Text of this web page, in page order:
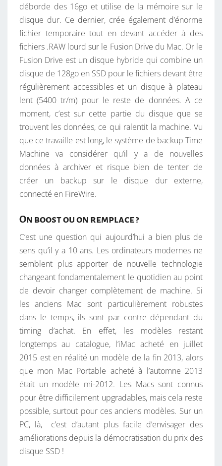
I
E
N
M
A
C
.
déborde des 16go et utilise de la mémoire sur le
disque dur. Ce dernier, crée également d’énorme
fichier temporaire tout en devant accéder à des
fichiers .RAW lourd sur le Fusion Drive du Mac. Or le
Fusion Drive est un disque hybride qui combine un
disque de 128go en SSD pour le fichiers devant être
régulièrement accessibles et un disque à plateau
lent (5400 tr/m) pour le reste de données. A ce
moment, c’est sur cette partie du disque que se
trouvent les données, ce qui ralentit la machine. Vu
que ce travaille est long, le système de backup Time
Machine va considérer qu’il y a de nouvelles
données à archiver et risque bien de tenter de
créer un backup sur le disque dur externe,
connecté en FireWire.
On boost ou on remplace ?
C’est une question qui aujourd’hui a bien plus de
sens qu’il y a 10 ans. Les ordinateurs modernes ne
semblent plus apporter de nouvelle technologie
changeant fondamentalement le quotidien au point
de devoir changer complètement de machine. Si
les anciens Mac sont particulièrement robustes
dans le temps, ils sont par contre dépendant du
timing d’achat. En effet, les modèles restant
longtemps au catalogue, l’iMac acheté en juillet
2015 est en réalité un modèle de la fin 2013, alors
que mon Mac Portable acheté à l’automne 2013
était un modèle mi-2012. Les Macs sont connus
pour être difficilement upgradables, mais cela reste
possible, surtout pour ces anciens modèles. Sur un
PC, là, c’est d’autant plus facile d’envisager des
améliorations depuis la démocratisation du prix des
disque SSD !